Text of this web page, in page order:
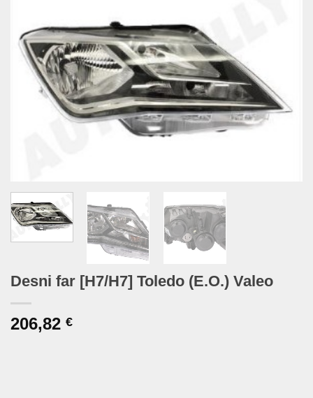
Desni far [H7/H7] Toledo (E.O.) Valeo
206,82 €